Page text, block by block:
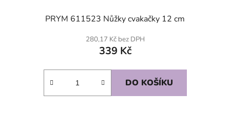
PRYM 611523 Nůžky cvakačky 12 cm
280,17 Kč bez DPH
339 Kč
DO KOŠÍKU